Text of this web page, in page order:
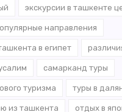
экскурсии в ташкенте
направления
в египет
самарканд туры
туризма туры в
из ташкента отдых в